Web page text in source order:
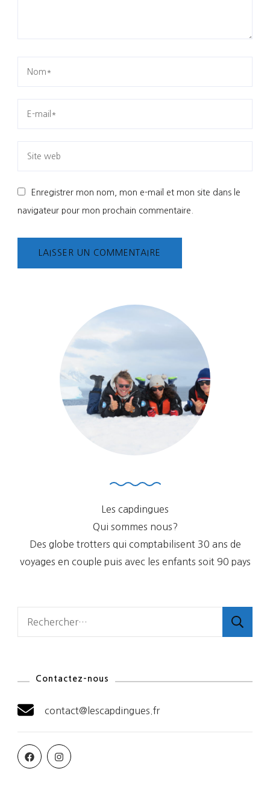
Enregistrer mon nom, mon e-mail et mon site dans le
navigateur pour mon prochain commentaire.
Les capdingues
Qui sommes nous?
Des globe trotters qui comptabilisent 30 ans de
voyages en couple puis avec les enfants soit 90 pays
Contactez-nous
contact@lescapdingues.fr